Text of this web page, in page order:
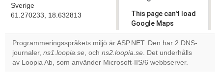
Sverige
61.270233, 18.632813
This page can't load
Google Maps
correctly.
Do you
own this
OK
Programmeringsspråkets miljö är ASP.NET. Den har 2 DNS-
journaler, ns1.loopia.se, och ns2.loopia.se. Det underhålls
av Loopia Ab, som använder Microsoft-IIS/6 webbserver.